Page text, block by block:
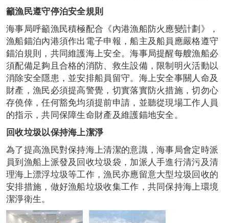
籲漁民遵守停泊安全規則
海事局呼籲漁民積極配合《內港漁船防火應變計劃》，
漁船錨泊內港須作出電子申報，船主及船員應嚴格遵守
錨泊規則，共同維護海上安全。海事局提醒每艘漁船必
須配備足夠且合格的消防、救生設備，限制明火活動以
消除安全隱患，並安排船員留守。海上安全事關人命及
財產，漁民必須提高警覺，切實落實防火措施，切勿心
存僥倖，任何豁免均須提前申請，並聽從現場工作人員
的指示，共同保障生命財產及維護錨地安全。
回收垃圾以保持海上潔淨
為了提高漁民對保持海上清潔的意識，海事局會定時派
員到漁船上派發及回收垃圾袋，加派人手進行清污及清
理海上漂浮垃圾等工作，漁民亦應留意大型垃圾回收的
安排措施，做好漁船垃圾收集工作，共同保持海上環境
潔淨衛生。